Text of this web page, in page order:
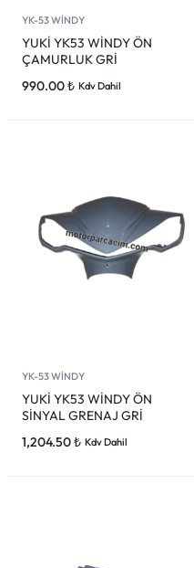
YK-53 WİNDY
YUKİ YK53 WİNDY ÖN
ÇAMURLUK GRİ
990.00₺ Kdv Dahil
YK-53 WİNDY
YUKİ YK53 WİNDY ÖN
SİNYAL GRENAJ GRİ
1,204.50₺ Kdv Dahil